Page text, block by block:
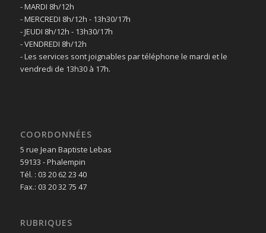
- MARDI 8h/12h
- MERCREDI 8h/12h - 13h30/17h
- JEUDI 8h/12h - 13h30/17h
- VENDREDI 8h/12h
- Les services sont joignables par téléphone le mardi et le
vendredi de 13h30 à 17h.
COORDONNÉES
5 rue Jean Baptiste Lebas
59133 - Phalempin
Tél. : 03 20 62 23 40
Fax.: 03 20 32 75 47
RUBRIQUES